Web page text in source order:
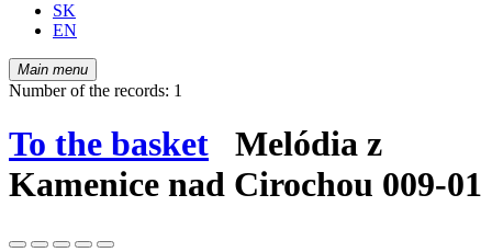
SK
EN
Main menu
Number of the records: 1
To the basket Melódia z
Kamenice nad Cirochou 009-01